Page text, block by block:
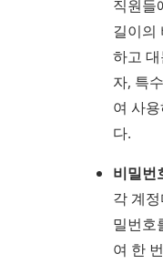
직원들
길이의
하고
자, 특
여 사
다.
비밀번
각 계
밀번호
여 한